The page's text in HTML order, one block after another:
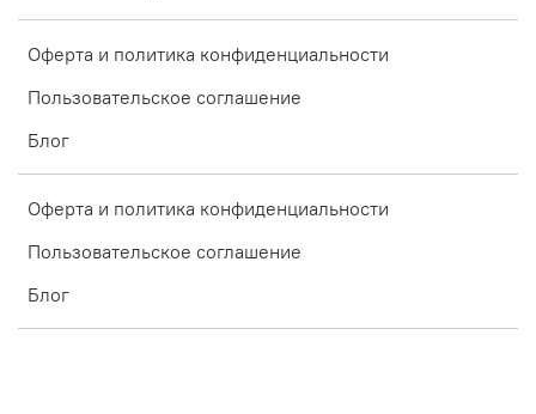
Оферта и политика конфиденциальности
Пользовательское соглашение
Блог
Оферта и политика конфиденциальности
Пользовательское соглашение
Блог